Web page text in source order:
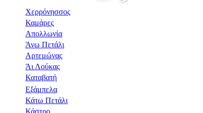
Χερρόνησσος
Καμάρες
Απολλωνία
Άνω Πετάλι
Αρτεμώνας
Άι Λούκας
Καταβατή
Εξάμπελα
Κάτω Πετάλι
Κάστρο